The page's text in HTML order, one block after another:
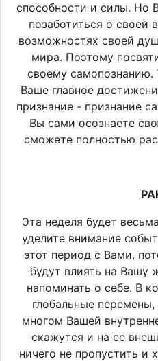
способности и силы. Но
позаботиться о своей
возможностях своей
мира. Поэтому
своему самопознанию.
Ваше главное
признание - признание
Вы сами осознаете
сможете полностью
Эта неделя будет
уделите внимание
этот период с Вами,
будут влиять на Вашу
напоминать о себе. В
глобальные
многом Вашей
скажутся и на ее
ничего не пропустить и